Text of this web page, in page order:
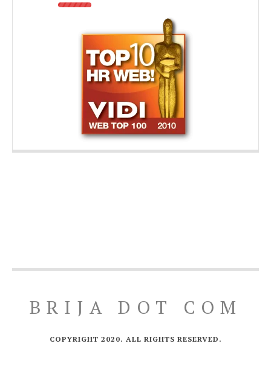
BRIJA DOT COM
COPYRIGHT 2020. ALL RIGHTS RESERVED.